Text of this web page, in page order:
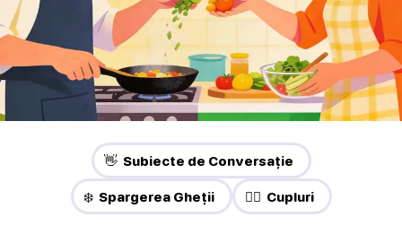
👋 Subiecte de Conversație
❄️ Spargerea Gheții ❤️‍🔥 Cupluri